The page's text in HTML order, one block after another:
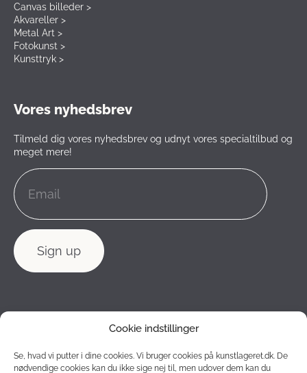
Cookie indstillinger
Se, hvad vi putter i dine cookies. Vi bruger cookies på kunstlageret.dk. De
nødvendige cookies kan du ikke sige nej til, men udover dem kan du
Canvas billeder >
Akvareller >
Metal Art >
Fotokunst >
Kunsttryk >
Vores nyhedsbrev
Tilmeld dig vores nyhedsbrev og udnyt vores specialtilbud og
meget mere!